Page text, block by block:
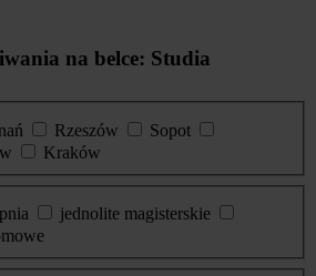
na belce: Studia
Rzeszów
Sopot
Kraków
jednolite magisterskie